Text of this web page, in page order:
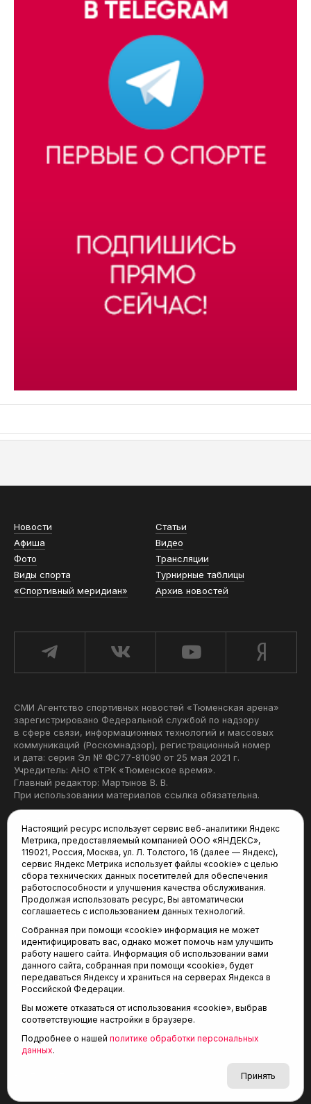
Новости
Статьи
Афиша
Видео
Фото
Трансляции
Виды спорта
Турнирные таблицы
«Спортивный меридиан»
Архив новостей
СМИ Агентство спортивных новостей «Тюменская арена»
зарегистрировано Федеральной службой по надзору
в сфере связи, информационных технологий и массовых
коммуникаций (Роскомнадзор), регистрационный номер
и дата: серия Эл № ФС77-81090 от 25 мая 2021 г.
Учредитель: АНО «ТРК «Тюменское время».
Главный редактор: Мартынов В. В.
При использовании материалов ссылка обязательна.
Редакция:
625035, Тюмень, пр. Геологоразведчиков, 28А
(3452) 68-22-28
tum-arena@mail.ru
Отдел продаж:
(3452) 68-89-78
kotovaev@sibinformburo.ru
© 2001-2026 Агентство спортивных новостей
Настоящий ресурс использует сервис веб-аналитики Яндекс
Метрика, предоставляемый компанией ООО «ЯНДЕКС»,
119021, Россия, Москва, ул. Л. Толстого, 16 (далее — Яндекс),
сервис Яндекс Метрика использует файлы «cookie» с целью
сбора технических данных посетителей для обеспечения
работоспособности и улучшения качества обслуживания.
Продолжая использовать ресурс, Вы автоматически
соглашаетесь с использованием данных технологий.
Собранная при помощи «cookie» информация не может
идентифицировать вас, однако может помочь нам улучшить
работу нашего сайта. Информация об использовании вами
данного сайта, собранная при помощи «cookie», будет
передаваться Яндексу и храниться на серверах Яндекса в
Российской Федерации.
Вы можете отказаться от использования «cookie», выбрав
соответствующие настройки в браузере.
Подробнее о нашей политике обработки персональных
данных.
Принять